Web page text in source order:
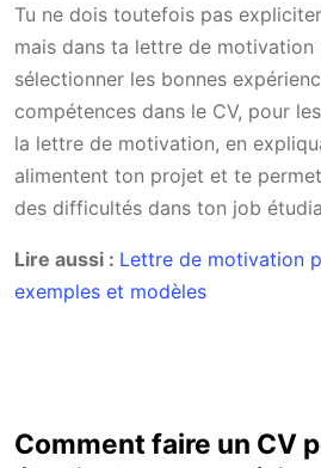
Tu ne dois toutefois pas
mais dans ta lettre de motivation :
sélectionner les bonnes
compétences dans le CV, pour
la lettre de motivation, en
alimentent ton projet et te
des difficultés dans ton job
Lire aussi : Lettre de motivation
exemples et modèles
Comment faire un CV